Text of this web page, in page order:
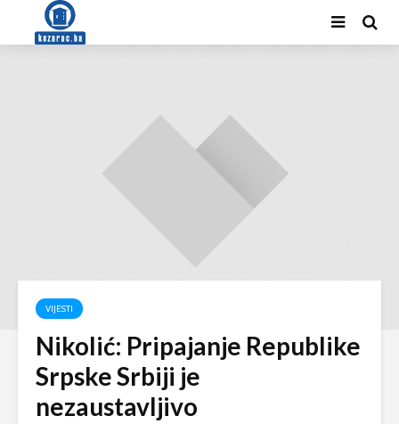
VIJESTI
Nikolić: Pripajanje Republike
Srpske Srbiji je
nezaustavljivo